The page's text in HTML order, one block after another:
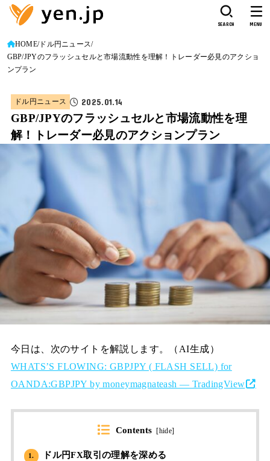
SEARCH MENU
HOME ドル円ニュース
GBP/JPYのフラッシュセルと市場流動性を理解！トレーダー必見のアクショ
ンプラン
ドル円ニュース 2025.01.14
GBP/JPYのフラッシュセルと市場流動性を理
解！トレーダー必見のアクションプラン
今日は、次のサイトを解説します。（AI生成）
WHATS’S FLOWING: GBPJPY ( FLASH SELL) for
OANDA:GBPJPY by moneymagnateash — TradingView
Contents [hide]
1. ドル円FX取引の理解を深める